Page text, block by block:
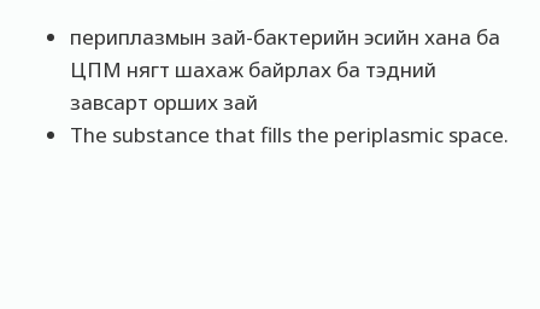
периплазмын зай-бактерийн эсийн хана ба
ЦПМ нягт шахаж байрлах ба тэдний
завсарт орших зай
The substance that fills the periplasmic space.